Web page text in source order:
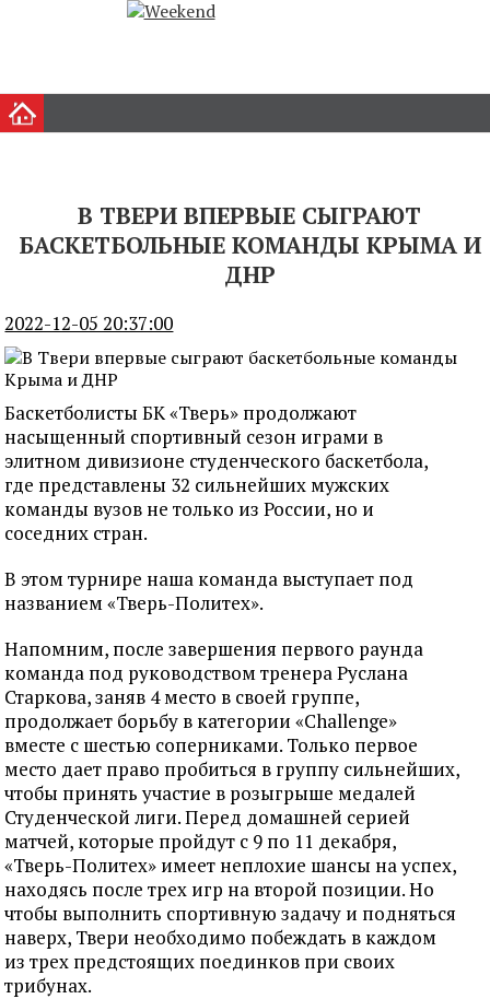
В ТВЕРИ ВПЕРВЫЕ СЫГРАЮТ
БАСКЕТБОЛЬНЫЕ КОМАНДЫ КРЫМА И
ДНР
2022-12-05 20:37:00
Баскетболисты БК «Тверь» продолжают
насыщенный спортивный сезон играми в
элитном дивизионе студенческого баскетбола,
где представлены 32 сильнейших мужских
команды вузов не только из России, но и
соседних стран.
В этом турнире наша команда выступает под
названием «Тверь-Политех».
Напомним, после завершения первого раунда
команда под руководством тренера Руслана
Старкова, заняв 4 место в своей группе,
продолжает борьбу в категории «Challenge»
вместе с шестью соперниками. Только первое
место дает право пробиться в группу сильнейших,
чтобы принять участие в розыгрыше медалей
Студенческой лиги. Перед домашней серией
матчей, которые пройдут с 9 по 11 декабря,
«Тверь-Политех» имеет неплохие шансы на успех,
находясь после трех игр на второй позиции. Но
чтобы выполнить спортивную задачу и подняться
наверх, Твери необходимо побеждать в каждом
из трех предстоящих поединков при своих
трибунах.